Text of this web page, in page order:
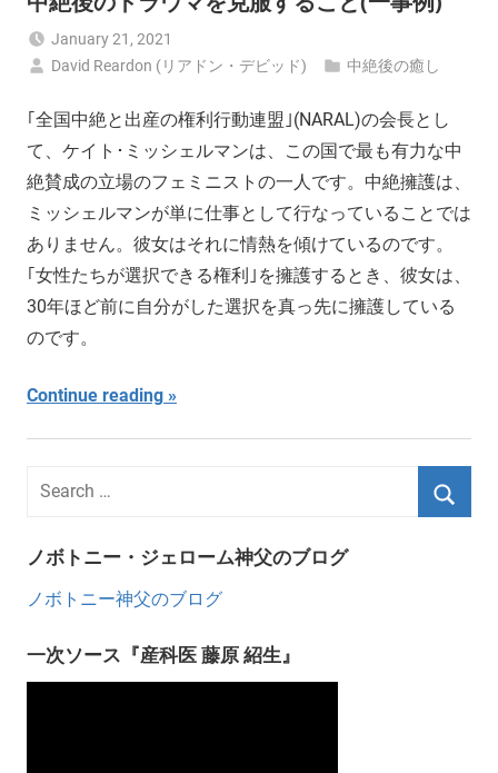
January 21, 2021
David Reardon (リアドン・デビッド)
中絶後の癒し
｢全国中絶と出産の権利行動連盟｣(NARAL)の会長とし
て、ケイト･ミッシェルマンは、この国で最も有力な中
絶賛成の立場のフェミニストの一人です。中絶擁護は、
ミッシェルマンが単に仕事として行なっていることでは
ありません。彼女はそれに情熱を傾けているのです。
｢女性たちが選択できる権利｣を擁護するとき、彼女は、
30年ほど前に自分がした選択を真っ先に擁護している
のです。
Continue reading
ノボトニー・ジェローム神父のブログ
ノボトニー神父のブログ
一次ソース『産科医 藤原 紹生』